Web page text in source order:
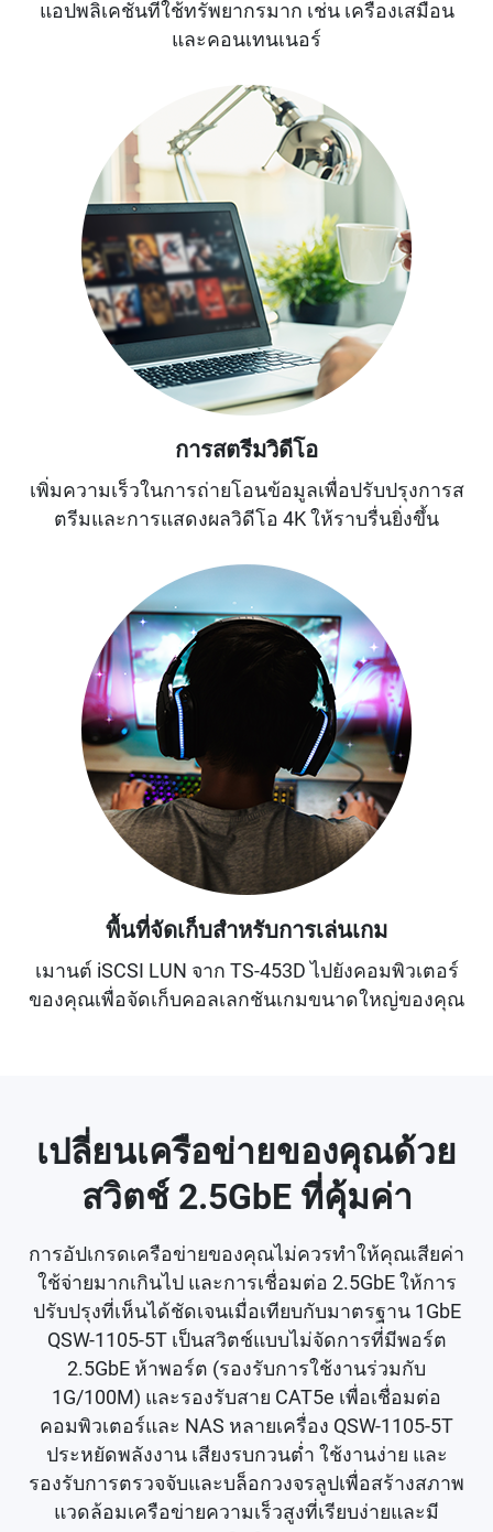
แอปพลิเคชันที่ใช้ทรัพยากรมาก เช่น เครื่องเสมือน
และคอนเทนเนอร์
การสตรีมวิดีโอ
เพิ่มความเร็วในการถ่ายโอนข้อมูลเพื่อปรับปรุงการส
ตรีมและการแสดงผลวิดีโอ 4K ให้ราบรื่นยิ่งขึ้น
พื้นที่จัดเก็บสำหรับการเล่นเกม
เมานต์ iSCSI LUN จาก TS-453D ไปยังคอมพิวเตอร์
ของคุณเพื่อจัดเก็บคอลเลกชันเกมขนาดใหญ่ของคุณ
เปลี่ยนเครือข่ายของคุณด้วย
สวิตช์ 2.5GbE ที่คุ้มค่า
การอัปเกรดเครือข่ายของคุณไม่ควรทำให้คุณเสียค่า
ใช้จ่ายมากเกินไป และการเชื่อมต่อ 2.5GbE ให้การ
ปรับปรุงที่เห็นได้ชัดเจนเมื่อเทียบกับมาตรฐาน 1GbE
QSW-1105-5T เป็นสวิตช์แบบไม่จัดการที่มีพอร์ต
2.5GbE ห้าพอร์ต (รองรับการใช้งานร่วมกับ
1G/100M) และรองรับสาย CAT5e เพื่อเชื่อมต่อ
คอมพิวเตอร์และ NAS หลายเครื่อง QSW-1105-5T
ประหยัดพลังงาน เสียงรบกวนต่ำ ใช้งานง่าย และ
รองรับการตรวจจับและบล็อกวงจรลูปเพื่อสร้างสภาพ
แวดล้อมเครือข่ายความเร็วสูงที่เรียบง่ายและมี